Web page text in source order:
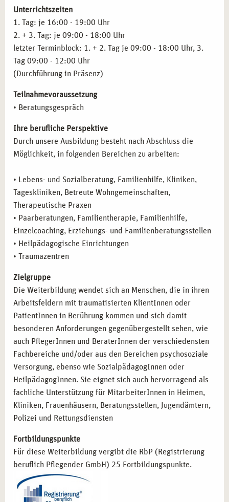
die Hand.
Traumatisierung von Kindern und Jugendlichen,
rechtliche Grundlagen
Sexueller Missbrauch und sexuelle Misshandlung
Spezielle Dynamiken traumatischer Ereignisse in
Familien
Re-Traumatisierung im Alter, Umgang mit starken
Traumatherapeutische Methoden der Einzelarbeit
Psychohygiene
Unterrichtszeiten
1. Tag: je 16:00 - 19:00 Uhr
2. + 3. Tag: je 09:00 - 18:00 Uhr
letzter Terminblock: 1. + 2. Tag je 09:00 - 18:00 Uhr, 3.
Tag 09:00 - 12:00 Uhr
(Durchführung in Präsenz)
Teilnahmevoraussetzung
• Beratungsgespräch
Ihre berufliche Perspektive
Durch unsere Ausbildung besteht nach Abschluss die
Möglichkeit, in folgenden Bereichen zu arbeiten:
• Lebens- und Sozialberatung, Familienhilfe, Kliniken,
Tageskliniken, Betreute Wohngemeinschaften,
Therapeutische Praxen
• Paarberatungen, Familientherapie, Familienhilfe,
Einzelcoaching, Erziehungs- und Familienberatungsstellen
• Heilpädagogische Einrichtungen
• Traumazentren
Zielgruppe
Die Weiterbildung wendet sich an Menschen, die in ihren
Arbeitsfeldern mit traumatisierten KlientInnen oder
PatientInnen in Berührung kommen und sich damit
besonderen Anforderungen gegenübergestellt sehen, wie
auch PflegerInnen und BeraterInnen der verschiedensten
Fachbereiche und/oder aus den Bereichen psychosoziale
Versorgung, ebenso wie SozialpädagogInnen oder
HeilpädagogInnen. Sie eignet sich auch hervorragend als
fachliche Unterstützung für MitarbeiterInnen in Heimen,
Kliniken, Frauenhäusern, Beratungsstellen, Jugendämtern,
Polizei und Rettungsdiensten
Fortbildungspunkte
Für diese Weiterbildung vergibt die RbP (Registrierung
beruflich Pflegender GmbH) 25 Fortbildungspunkte.